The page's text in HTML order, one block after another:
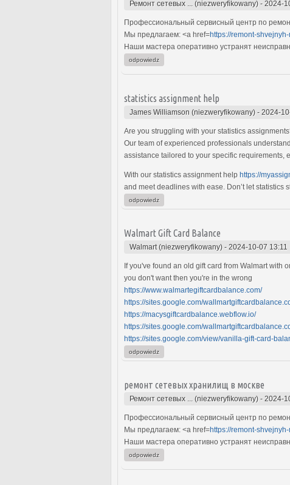
Ремонт сетевых ... (niezweryfikowany) - 2024-
Профессиональный сервисный центр по
Мы предлагаем: <a href=https://remont-
Наши мастера оперативно устранят
odpowiedz
statistics assignment help
James Williamson (niezweryfikowany) - 2024-
Are you struggling with your statistics
Our team of experienced professionals
assistance tailored to your specific requirements,
With our statistics assignment help https://
and meet deadlines with ease. Don’t let
odpowiedz
Walmart Gift Card Balance
Walmart (niezweryfikowany) - 2024-10-07 13:11
If you've found an old gift card from Walmart with
you don't want then you're in the wrong
https://www.walmartegiftcardbalance.com/
https://sites.google.com/
https://macysgiftcardbalance.webflow.io/
https://sites.google.com/
https://sites.google.com/view/vanilla-gift-card-
odpowiedz
ремонт сетевых хранилищ в москве
Ремонт сетевых ... (niezweryfikowany) - 2024-
Профессиональный сервисный центр по
Мы предлагаем: <a href=https://remont-
Наши мастера оперативно устранят
odpowiedz